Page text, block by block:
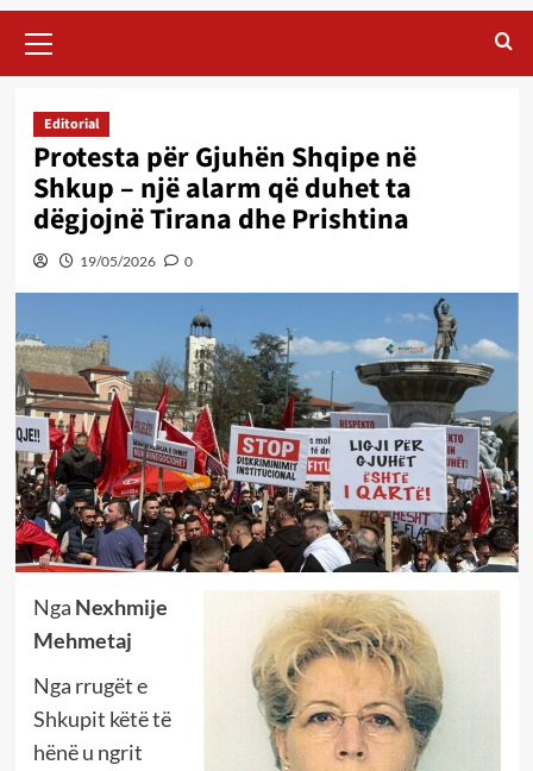
Menu
Editorial
Protesta për Gjuhën Shqipe në
Shkup – një alarm që duhet ta
dëgjojnë Tirana dhe Prishtina
19/05/2026 0
Nga Nexhmije
Mehmetaj
Nga rrugët e
Shkupit këtë të
hënë u ngrit